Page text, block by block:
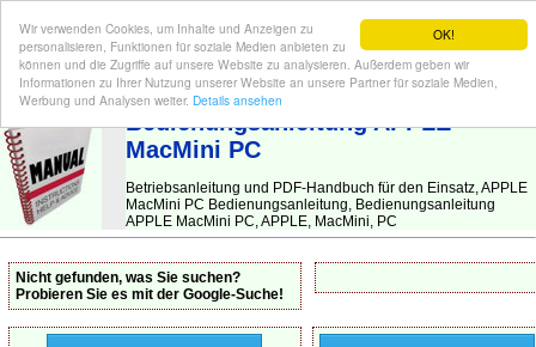
OK!
Wir verwenden Cookies, um Inhalte und Anzeigen zu
personalisieren, Funktionen für soziale Medien anbieten zu
können und die Zugriffe auf unsere Website zu analysieren. Außerdem geben wir
Informationen zu Ihrer Nutzung unserer Website an unsere Partner für soziale Medien,
Werbung und Analysen weiter. Details ansehen
BEDIENUNGSANLEITUNG| Hier finden Sie die deutsche Anleitung!
Bedienungsanleitung APPLE
MacMini PC
Betriebsanleitung und PDF-Handbuch für den Einsatz, APPLE
MacMini PC Bedienungsanleitung, Bedienungsanleitung
APPLE MacMini PC, APPLE, MacMini, PC
Nicht gefunden, was Sie suchen?
Probieren Sie es mit der Google-Suche!